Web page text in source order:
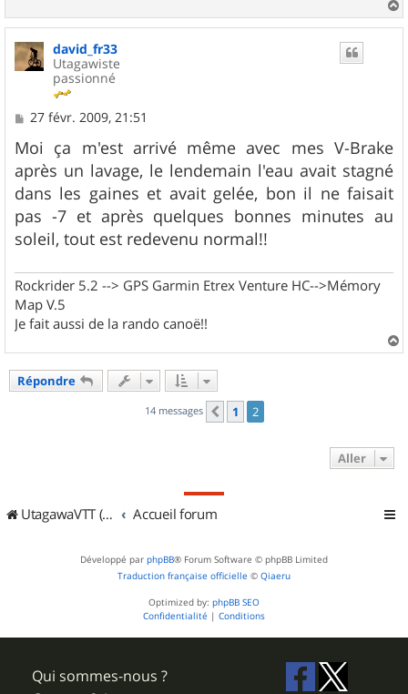
a
david_fr33
Utagawiste
passionné
M
s
s
a
g
e
27 févr. 2009, 21:51
Moi ça m'est arrivé même avec mes V-Brake
après un lavage, le lendemain l'eau avait stagné
dans les gaines et avait gelée, bon il ne faisait
pas -7 et après quelques bonnes minutes au
soleil, tout est redevenu normal!!
Rockrider 5.2 --> GPS Garmin Etrex Venture HC-->Mémory
Map V.5
Je fait aussi de la rando canoë!!
a
Répondre
14 messages Précédent
1 2
Aller
UtagawaVTT (Randos VTT et VTTAE avec traces GPS) Accueil forum
Développé par phpBB® Forum Software © phpBB Limited
Traduction française officielle © Qiaeru
Optimized by: phpBB SEO
Confidentialité | Conditions
Qui sommes-nous ?